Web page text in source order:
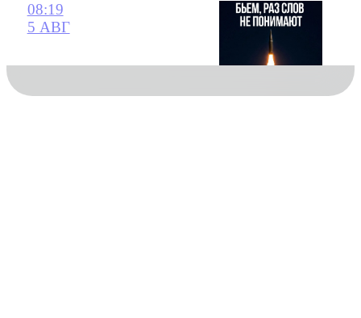
08:19
5 АВГ